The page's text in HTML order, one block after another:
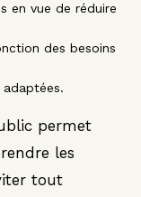
en vue de réduire
des besoins
permet
les
tout